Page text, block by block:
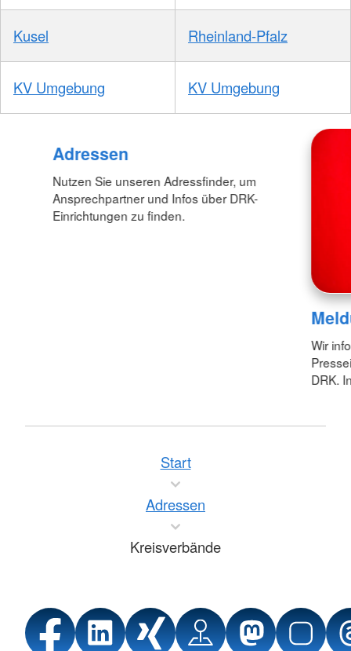
Kusel Rheinland-Pfalz
KV Umgebung KV Umgebung
Adressen
Nutzen Sie unseren Adressfinder, um
Ansprechpartner und Infos über DRK-
Einrichtungen zu finden.
Wir
DRK.
Start
Adressen
Kreisverbände